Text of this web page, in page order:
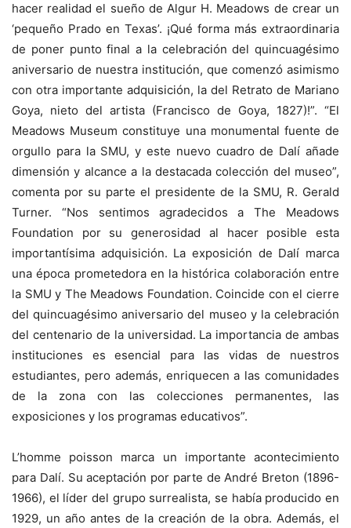
hacer realidad el sueño de Algur H. Meadows de crear un
‘pequeño Prado en Texas’. ¡Qué forma más extraordinaria
de poner punto final a la celebración del quincuagésimo
aniversario de nuestra institución, que comenzó asimismo
con otra importante adquisición, la del Retrato de Mariano
Goya, nieto del artista (Francisco de Goya, 1827)!”. “El
Meadows Museum constituye una monumental fuente de
orgullo para la SMU, y este nuevo cuadro de Dalí añade
dimensión y alcance a la destacada colección del museo”,
comenta por su parte el presidente de la SMU, R. Gerald
Turner. “Nos sentimos agradecidos a The Meadows
Foundation por su generosidad al hacer posible esta
importantísima adquisición. La exposición de Dalí marca
una época prometedora en la histórica colaboración entre
la SMU y The Meadows Foundation. Coincide con el cierre
del quincuagésimo aniversario del museo y la celebración
del centenario de la universidad. La importancia de ambas
instituciones es esencial para las vidas de nuestros
estudiantes, pero además, enriquecen a las comunidades
de la zona con las colecciones permanentes, las
exposiciones y los programas educativos”.
L’homme poisson marca un importante acontecimiento
para Dalí. Su aceptación por parte de André Breton (1896-
1966), el líder del grupo surrealista, se había producido en
1929, un año antes de la creación de la obra. Además, el